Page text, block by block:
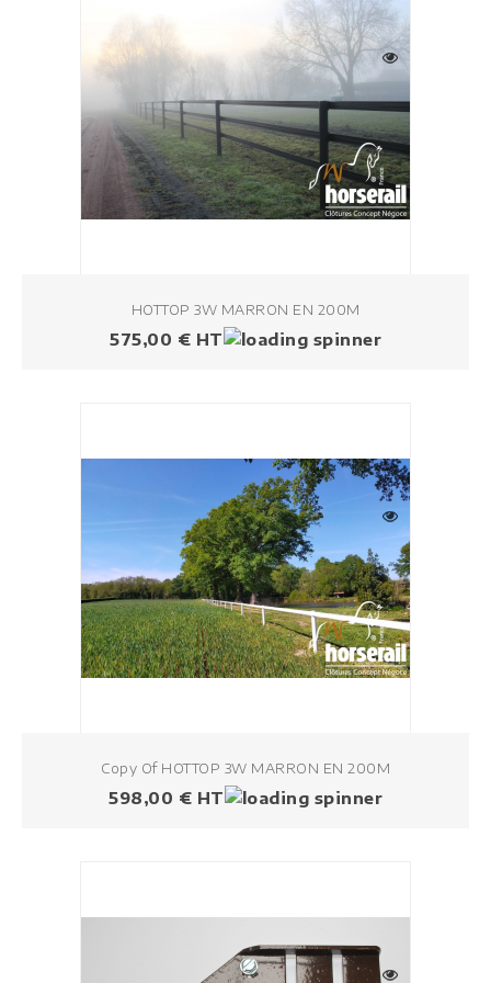
HOTTOP 3W MARRON EN 200M
Prezzo
575,00 € HT
Copy Of HOTTOP 3W MARRON EN 200M
Prezzo
598,00 € HT